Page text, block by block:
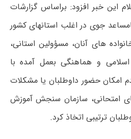
این خبر افزود: براساس گزارشات
جوی در اغلب استانهای کشور
های آنان، مسؤولین استانی،
و هماهنگی بعمل آمده با
امکان حضور داوطلبان یا مشکلات
امتحانی، سازمان سنجش آموزش
ترتیبی اتخاذ کرد.